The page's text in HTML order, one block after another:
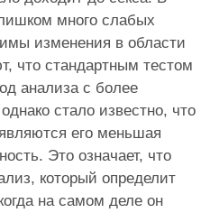
много слабых
изменения в области
что стандартным тестом
анализа с более
стало известно, что
его меньшая
Это означает, что
который определит
на самом деле он